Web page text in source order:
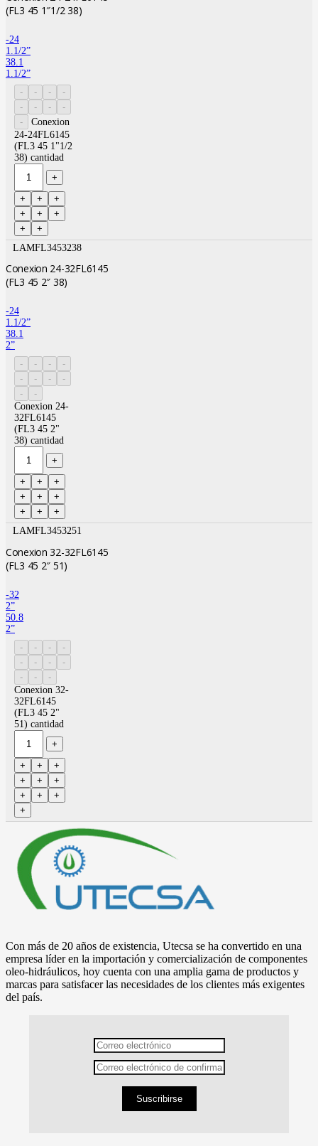
(FL3 45 1″1/2 38)
-24
1.1/2”
38.1
1.1/2”
Conexion
24-24FL6145
(FL3 45 1"1/2
38) cantidad
LAMFL3453238
Conexion 24-32FL6145
(FL3 45 2″ 38)
-24
1.1/2”
38.1
2”
Conexion 24-
32FL6145
(FL3 45 2"
38) cantidad
LAMFL3453251
Conexion 32-32FL6145
(FL3 45 2″ 51)
-32
2”
50.8
2”
Conexion 32-
32FL6145
(FL3 45 2"
51) cantidad
Con más de 20 años de existencia, Utecsa se ha convertido en una
empresa líder en la importación y comercialización de componentes
oleo-hidráulicos, hoy cuenta con una amplia gama de productos y
marcas para satisfacer las necesidades de los clientes más exigentes
del país.
Suscribirse